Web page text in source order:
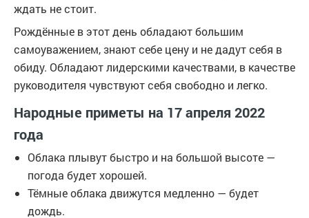
ждать не стоит.
Рождённые в этот день обладают большим
самоуважением, знают себе цену и не дадут себя в
обиду. Обладают лидерскими качествами, в качестве
руководителя чувствуют себя свободно и легко.
Народные приметы на 17 апреля 2022
года
Облака плывут быстро и на большой высоте —
погода будет хорошей.
Тёмные облака движутся медленно — будет
дождь.